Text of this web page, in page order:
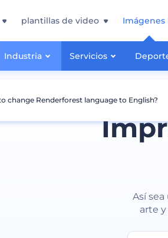
plantillas de video Imágenes
Industria Servicios
Así
arte
change Renderforest language to English?